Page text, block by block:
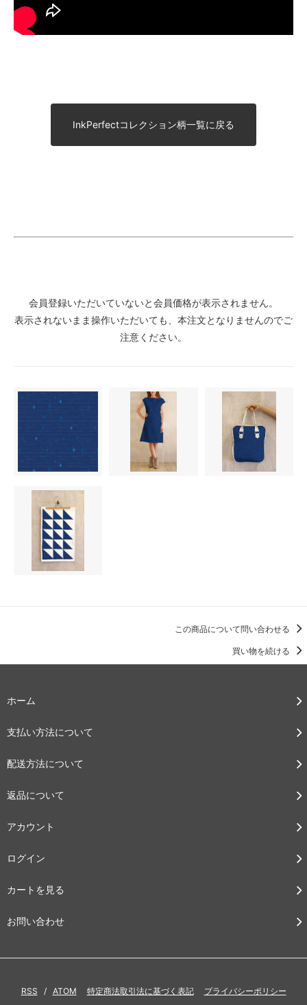
InkPerfectコレクション柄一覧に戻る
会員登録いただいていないと会員価格が表示されません。
表示されないまま操作いただいても、本注文となりませんのでご
注意ください。
この商品について問い合わせる
買い物を続ける
ホーム
支払い方法について
配送方法について
返品について
アカウント
ログイン
カートを見る
お問い合わせ
RSS / ATOM 特定商法取引法に基づく表記 プライバシーポリシー